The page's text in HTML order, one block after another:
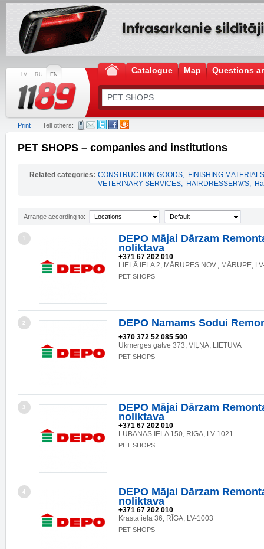
LV RU EN Catalogue Map Questions
Print Tell others:
PET SHOPS – companies and institutions
Related categories: CONSTRUCTION GOODS, FINISHING MATERIALS
VETERINARY SERVICES, HAIRDRESSER\\\'S,
Arrange according to: Locations Default
1
DEPO Mājai Dārzam
noliktava
+371 67 202 010
LIELĀ IELA 2, MĀRUPES NOV., MĀRUPE,
PET SHOPS
2 DEPO Namams Sodui
+370 372 52 085 500
Ukmerges gatve 373, VIĻŅA, LIETUVA
PET SHOPS
3
DEPO Mājai Dārzam
noliktava
+371 67 202 010
LUBĀNAS IELA 150, RĪGA, LV-1021
PET SHOPS
4
DEPO Mājai Dārzam
noliktava
+371 67 202 010
Krasta iela 36, RĪGA, LV-1003
PET SHOPS